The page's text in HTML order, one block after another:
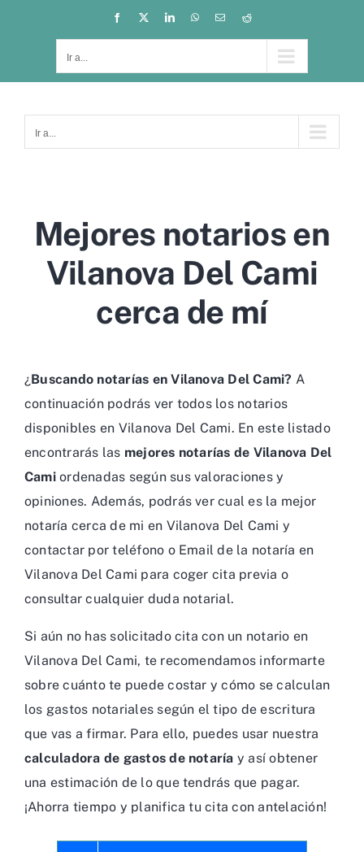
Facebook
X LinkedInWhatsAppCorreo
electrónico
Reddit
Ir a...
Ir a...
Mejores notarios en
Vilanova Del Cami
cerca de mí
¿Buscando notarías en Vilanova Del Cami? A
continuación podrás ver todos los notarios
disponibles en Vilanova Del Cami. En este listado
encontrarás las mejores notarías de Vilanova Del
Camiordenadas según sus valoraciones y
opiniones. Además, podrás ver cual es la mejor
notaría cerca de mi en Vilanova Del Cami y
contactar por teléfono o Email de la notaría en
Vilanova Del Cami para coger cita previa o
consultar cualquier duda notarial.
Si aún no has solicitado cita con un notario en
Vilanova Del Cami, te recomendamos informarte
sobre cuánto te puede costar y cómo se calculan
los gastos notariales según el tipo de escritura
que vas a firmar. Para ello, puedes usar nuestra
calculadora de gastos de notaría y así obtener
una estimación de lo que tendrás que pagar.
¡Ahorra tiempo y planifica tu cita con antelación!